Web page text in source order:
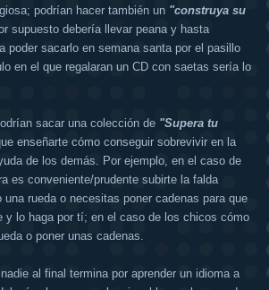
podrían hacer también un "construya su
supuesto debería llevar peana y hasta
poder sacarlo en semana santa por el pasillo
en el que regalaran un CD con saetas sería lo
sacar una colección de "Supera tu
enseñarte cómo conseguir sobrevivir en la
de los demás. Por ejemplo, en el caso de
es conveniente/prudente subirte la falda
rueda o necesitas poner cadenas para que
y lo haga por tí; en el caso de los chicos cómo
o poner unas cadenas.
al final termina por aprender un idioma a